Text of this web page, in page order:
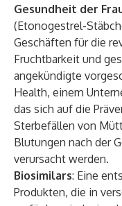
Gesundheit der
(Etonogestrel-
Geschäften für die
Fruchtbarkeit und
angekündigte
Health, einem
das sich auf die
Sterbefällen von
Blutungen nach der
verursacht werden.
Biosimilars: Eine
Produkten, die in